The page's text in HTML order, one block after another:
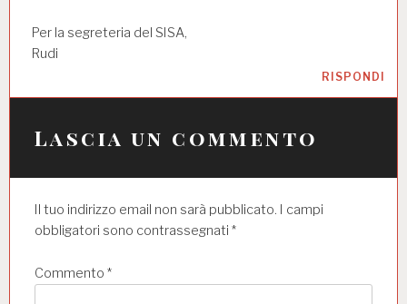
Per la segreteria del SISA,
Rudi
RISPONDI
Lascia un commento
Il tuo indirizzo email non sarà pubblicato. I campi
obbligatori sono contrassegnati *
Commento *